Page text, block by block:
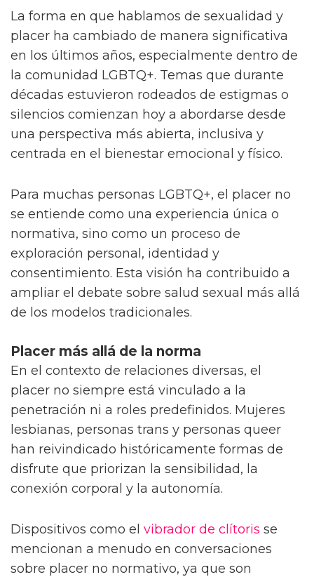
La forma en que hablamos de sexualidad y
placer ha cambiado de manera significativa
en los últimos años, especialmente dentro de
la comunidad LGBTQ+. Temas que durante
décadas estuvieron rodeados de estigmas o
silencios comienzan hoy a abordarse desde
una perspectiva más abierta, inclusiva y
centrada en el bienestar emocional y físico.
Para muchas personas LGBTQ+, el placer no
se entiende como una experiencia única o
normativa, sino como un proceso de
exploración personal, identidad y
consentimiento. Esta visión ha contribuido a
ampliar el debate sobre salud sexual más allá
de los modelos tradicionales.
Placer más allá de la norma
En el contexto de relaciones diversas, el
placer no siempre está vinculado a la
penetración ni a roles predefinidos. Mujeres
lesbianas, personas trans y personas queer
han reivindicado históricamente formas de
disfrute que priorizan la sensibilidad, la
conexión corporal y la autonomía.
Dispositivos como el vibrador de clítoris se
mencionan a menudo en conversaciones
sobre placer no normativo, ya que son